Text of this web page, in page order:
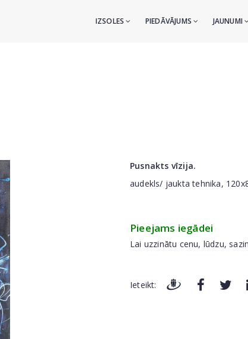
IZSOLES PIEDĀVĀJUMS JAUNUMI
Pusnakts vīzija.
audekls/ jaukta tehnika,
Pieejams iegādei
Lai uzzinātu cenu, lūdzu,
Ieteikt: